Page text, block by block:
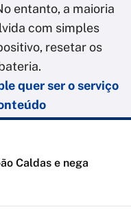
entanto, a maioria
com simples
resetar os
quer ser o serviço
Caldas e nega